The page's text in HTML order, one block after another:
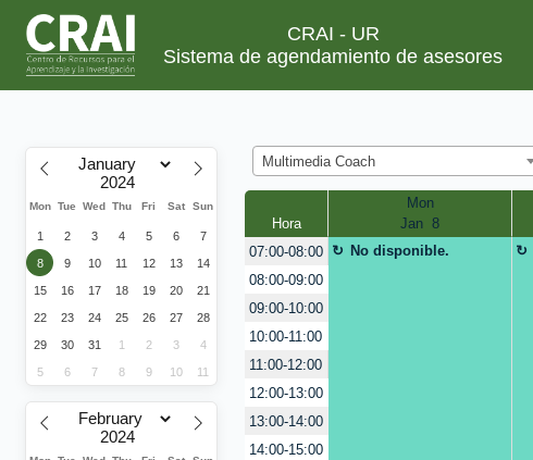
CRAI - UR
Sistema de agendamiento de asesores
Mon Tue Wed Thu Fri Sat Sun
1 2 3 4 5 6 7
8 9 10 11 12 13 14
15 16 17 18 19 20 21
22 23 24 25 26 27 28
29 30 31 1 2 3 4
5 6 7 8 9 10 11
Multimedia Coach
Hora
Mon
Jan  8
07:00-08:00
No disponible.
08:00-09:00
09:00-10:00
10:00-11:00
11:00-12:00
12:00-13:00
13:00-14:00
14:00-15:00